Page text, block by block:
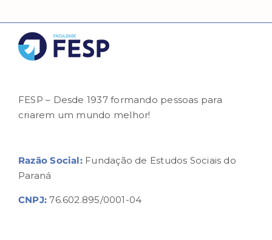
FESP – Desde 1937 formando pessoas para
criarem um mundo melhor!
Razão Social:Fundação de Estudos Sociais do
Paraná
CNPJ: 76.602.895/0001-04